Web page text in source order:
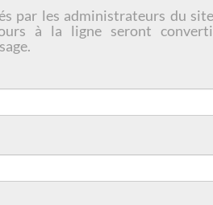
par les administrateurs du
à la ligne seront